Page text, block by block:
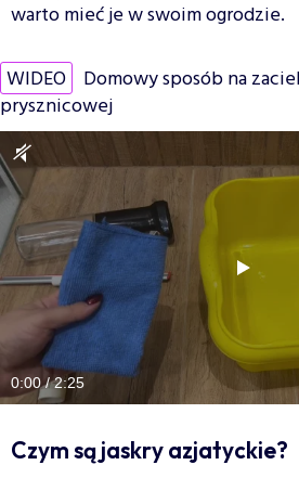
warto mieć je w swoim ogrodzie.
WIDEO Domowy sposób na
prysznicowej
0:00 / 2:25
Czym są jaskry azjatyckie?